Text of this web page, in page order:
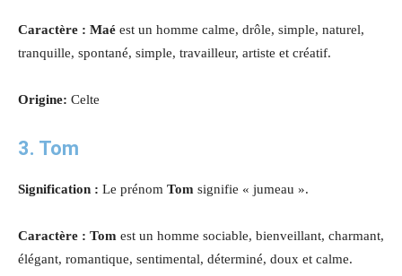
Caractère : Maé est un homme calme, drôle, simple, naturel,
tranquille, spontané, simple, travailleur, artiste et créatif.
Origine: Celte
3. Tom
Signification : Le prénom Tom signifie « jumeau ».
Caractère : Tom est un homme sociable, bienveillant, charmant,
élégant, romantique, sentimental, déterminé, doux et calme.